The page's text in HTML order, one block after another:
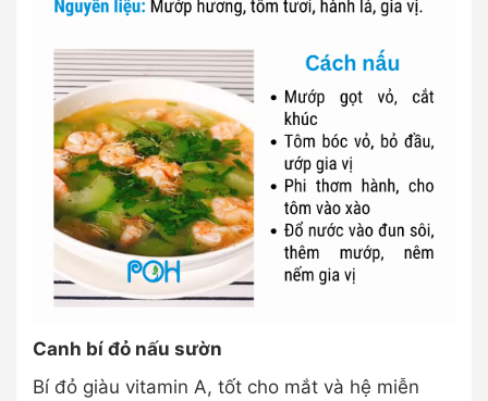
Canh bí đỏ nấu sườn
Bí đỏ giàu vitamin A, tốt cho mắt và hệ miễn